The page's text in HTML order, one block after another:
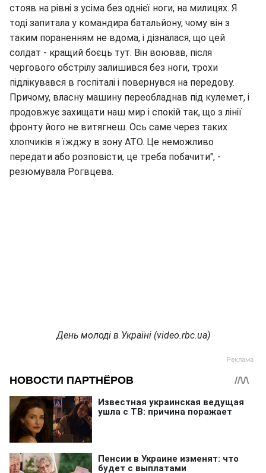
стояв на рівні з усіма без однієї ноги, на милицях. Я
тоді запитала у командира батальйону, чому він з
таким пораненням не вдома, і дізналася, що цей
солдат - кращий боєць тут. Він воював, після
чергового обстрілу залишився без ноги, трохи
підлікувався в госпіталі і повернувся на передову.
Причому, власну машину переобладнав під кулемет, і
продовжує захищати наш мир і спокій так, що з лінії
фронту його не витягнеш. Ось саме через таких
хлопчиків я їжджу в зону АТО. Це неможливо
передати або розповісти, це треба побачити", -
резюмувала Рогвцева.
День молоді в Україні (video.rbc.ua)